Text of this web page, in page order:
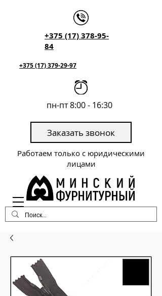
+375 (17) 378-95-
84
Заказать звонок
пн-пт 8:00 - 16:30
Работаем только с юридическими
лицами
+375 (17) 379-29-97